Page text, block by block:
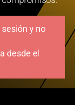
y no
desde el